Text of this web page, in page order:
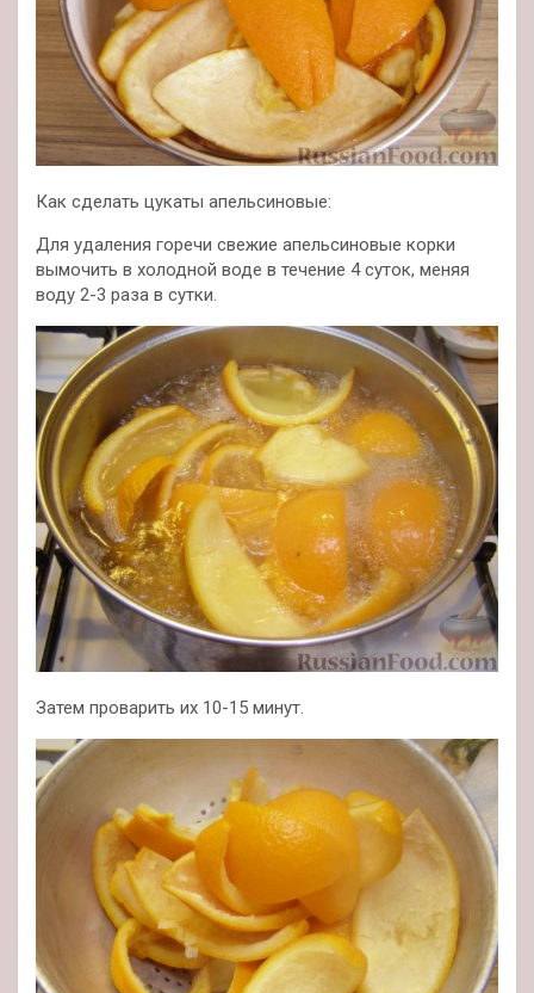
Как сделать цукаты апельсиновые:
Для удаления горечи свежие апельсиновые корки
вымочить в холодной воде в течение 4 суток, меняя
воду 2-3 раза в сутки.
Затем проварить их 10-15 минут.